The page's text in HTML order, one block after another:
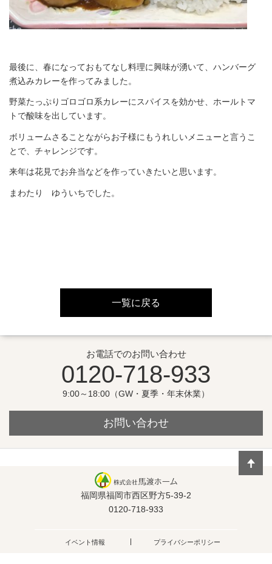
最後に、春になっておもてなし料理に興味が湧いて、ハンバーグ
煮込みカレーを作ってみました。
野菜たっぷりゴロゴロ系カレーにスパイスを効かせ、ホールトマ
トで酸味を出しています。
ボリュームさることながらお子様にもうれしいメニューと言うこ
とで、チャレンジです。
来年は花見でお弁当などを作っていきたいと思います。
まわたり ゆういちでした。
一覧に戻る
お電話でのお問い合わせ
0120-718-933
9:00～18:00（GW・夏季・年末休業）
お問い合わせ
福岡県福岡市西区野方5-39-2
0120-718-933
イベント情報 プライバシーポリシー